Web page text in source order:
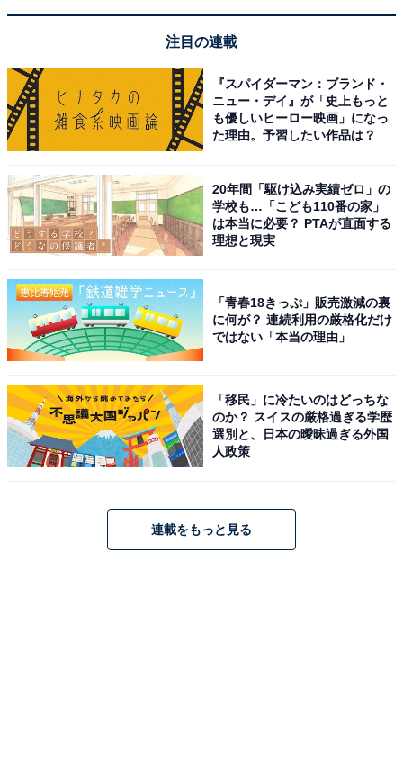
一度は夢見てしまうほど（25歳女性）」「主人公つくし
は、色々イジメに遭うけれど最終的に大好きな道明寺と
結婚して、ハッピーエンドになるのが素敵だと思うから
（39歳女性）」といった、苦難を乗り越えてハッピーエ
ンドになるヒロインを推す声もありました。
＞7位までの全ランキング結果を見る
※回答者のコメントは原文ママです
【おすすめ記事】
・
嵐のメンバーが出演する映画の人気ランキング！
嵐メンバーが出演するドラマ人気ランキング！ 『謎解き
注目の連載
『スパイダーマン：ブランド・
ニュー・デイ』が「史上もっと
も優しいヒーロー映画」になっ
た理由。予習したい作品は？
20年間「駆け込み実績ゼロ」の
学校も…「こども110番の家」
は本当に必要？ PTAが直面する
理想と現実
「青春18きっぷ」販売激減の裏
に何が？ 連続利用の厳格化だけ
ではない「本当の理由」
「移民」に冷たいのはどっちな
のか？ スイスの厳格過ぎる学歴
選別と、日本の曖昧過ぎる外国
人政策
連載をもっと見る